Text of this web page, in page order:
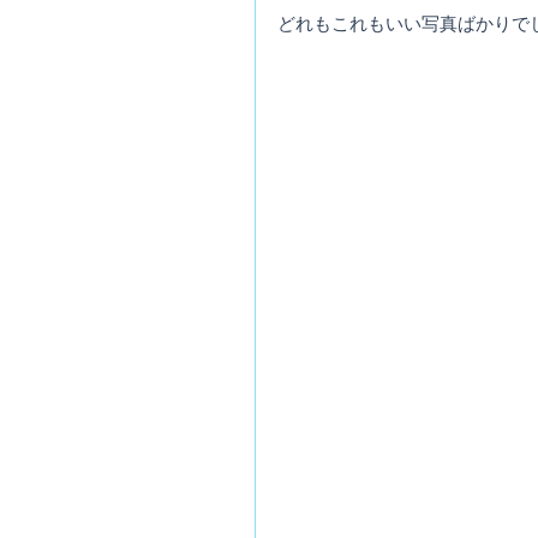
どれもこれもいい写真ばかりで